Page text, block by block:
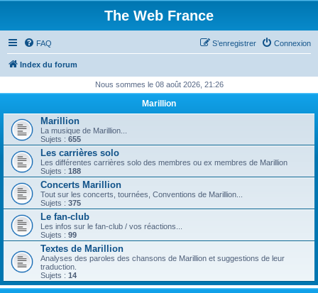
The Web France
FAQ Connexion
S’enregistrer
Index du forum
Nous sommes le 08 août 2026, 21:26
Marillion
Marillion
La musique de Marillion...
Sujets : 655
Les carrières solo
Les différentes carrières solo des membres ou ex membres de Marillion
Sujets : 188
Concerts Marillion
Tout sur les concerts, tournées, Conventions de Marillion...
Sujets : 375
Le fan-club
Les infos sur le fan-club / vos réactions...
Sujets : 99
Textes de Marillion
Analyses des paroles des chansons de Marillion et suggestions de leur
traduction.
Sujets : 14